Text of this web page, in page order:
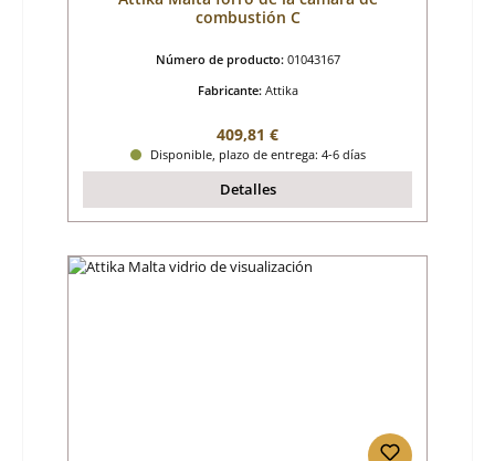
combustión C
Número de producto: 01043167
Fabricante: Attika
Precio normal:
409,81 €
Disponible, plazo de entrega: 4-6 días
Detalles